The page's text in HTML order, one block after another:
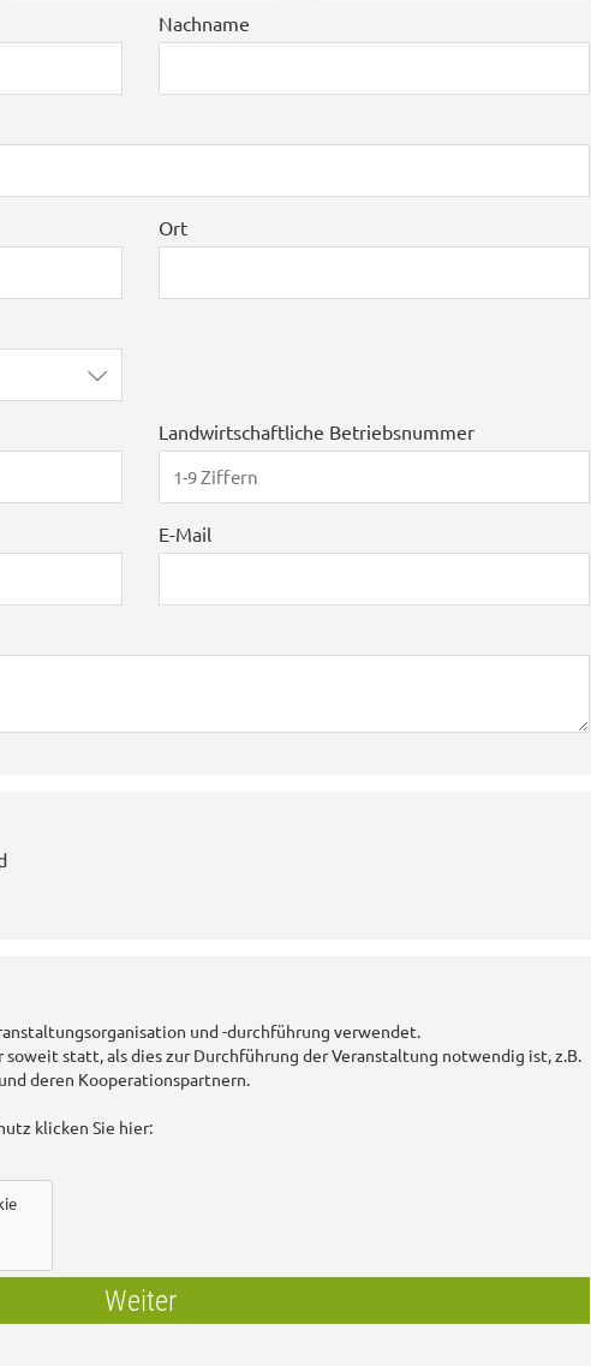
Nachname
Ort
Landwirtschaftliche Betriebsnummer
E-Mail
und -durchführung verwendet.
statt, als dies zur Durchführung der Veranstaltung notwendig ist, z.B.
deren Kooperationspartnern.
klicken Sie hier:
Weiter